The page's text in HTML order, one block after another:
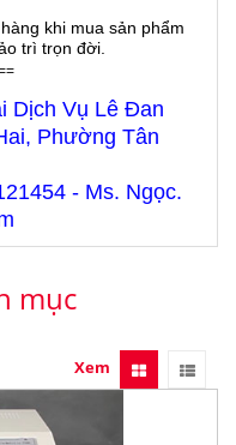
khi mua sản phẩm
trì trọn đời.
Dịch Vụ Lê Đan
Phường Tân
- Ms. Ngọc.
mục
Xem